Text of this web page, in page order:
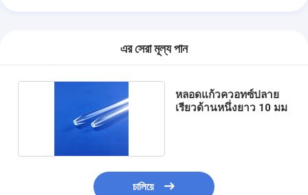
এর সেরা মূল্য পান
หลอดแก้วควอทซ์ปลาย
เรียวด้านหนึ่งยาว 10 มม
চালিয়ে